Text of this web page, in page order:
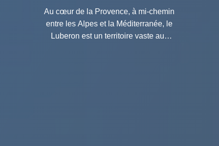
Au cœur de la Provence, à mi-chemin
entre les Alpes et la Méditerranée, le
Luberon est un territoire vaste aux